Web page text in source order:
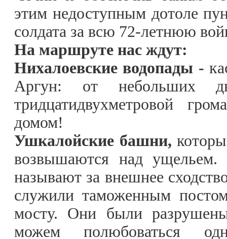
этим недоступным дотоле
солдата за всю 72-летнюю
На маршруте нас ждут:
Нихалоевские водопады -
Аргун: от небольших
тридцатидвухметровой
домом!
Ушкалойские башни,
возвышаются над
называют за внешнее
служили таможенным
мосту. Они были
можем полюбоваться